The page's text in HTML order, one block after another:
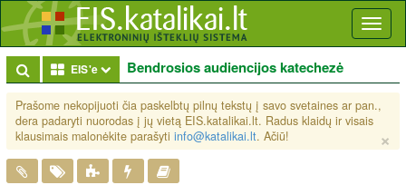
EIS'e Toggle Dropdown
Bendrosios audiencijos katechezė
Prašome nekopijuoti čia paskelbtų pilnų tekstų į savo svetaines ar pan.,
dera padaryti nuorodas į jų vietą EIS.katalikai.lt. Radus klaidų ir visais
klausimais malonėkite parašyti info@katalikai.lt. Ačiū! ×